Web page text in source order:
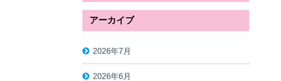
アーカイブ
2026年7月
2026年6月